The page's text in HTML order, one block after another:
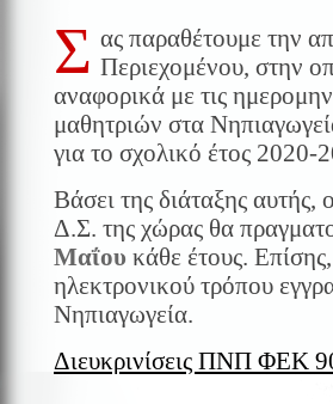
Σ ας παραθέτουμε την
Περιεχομένου, στην
αναφορικά με τις
μαθητριών στα
για το σχολικό έτος 2020-
Βάσει της διάταξης αυτής,
Δ.Σ. της χώρας θα
Μαΐου κάθε έτους.
ηλεκτρονικού τρόπου
Νηπιαγωγεία.
Διευκρινίσεις ΠΝΠ ΦΕΚ